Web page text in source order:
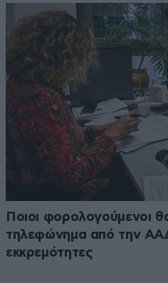
Ποιοι φορολογούμενοι
τηλεφώνημα από την
εκκρεμότητες